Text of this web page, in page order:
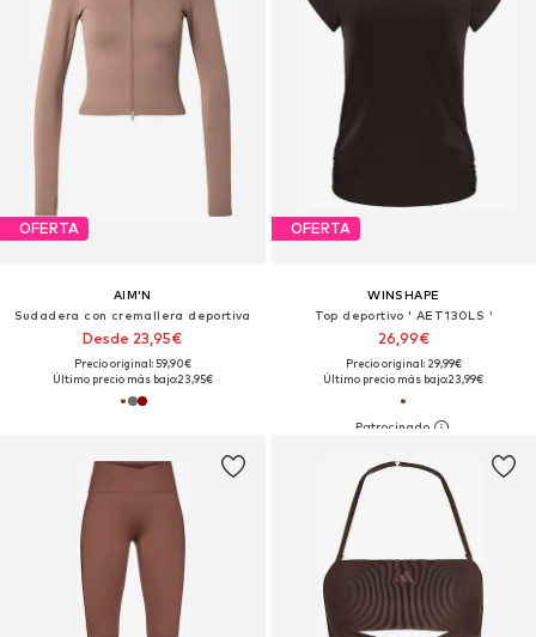
OFERTA
AIM'N
Sudadera con cremallera deportiva
Desde 23,95€
Precio original: 59,90€
Último precio más bajo:23,95€
OFERTA
WINSHAPE
Top deportivo ' AET130LS '
26,99€
Precio original: 29,99€
Último precio más bajo:23,99€